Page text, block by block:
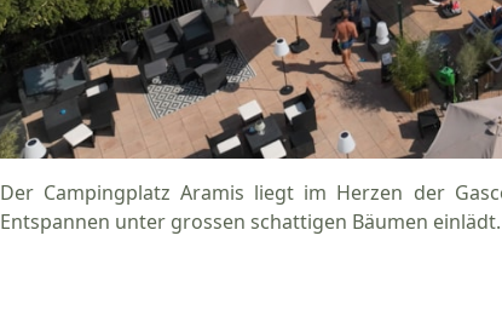
Der Campingplatz Aramis liegt im Herzen der
Entspannen unter grossen schattigen Bäumen einlädt.